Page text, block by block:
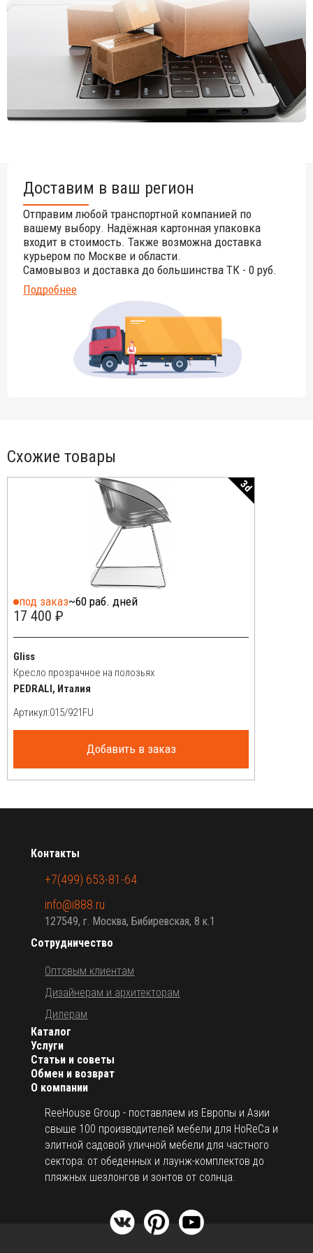
Доставим в ваш регион
Отправим любой транспортной компанией по
вашему выбору. Надёжная картонная упаковка
входит в стоимость. Также возможна доставка
курьером по Москве и области.
Самовывоз и доставка до большинства ТК - 0 руб.
Подробнее
Схожие товары
3d
под заказ~60 раб. дней
17 400 ₽
Gliss
Кресло прозрачное на полозьях
PEDRALI, Италия
Артикул:
Добавить в заказ
О компании
ReeHouse Group - поставляем из Европы и Азии
свыше 100 производителей мебели для HoReCa и
элитной садовой уличной мебели для частного
сектора: от обеденных и лаунж-комплектов до
пляжных шезлонгов и зонтов от солнца.
Каталог
Услуги
Статьи и советы
Обмен и возврат
Сотрудничество
Оптовым клиентам
Дизайнерам и архитекторам
Дилерам
Контакты
+7(499) 653-81-64
info@i888.ru
127549, г. Москва, Бибиревская, 8 к.1